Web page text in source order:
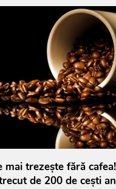
mai trezește fără cafea!
de 200 de cești